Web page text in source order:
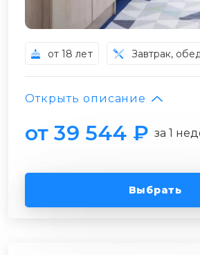
от 18 лет Завтрак,
Открыть описание
от 39 544 ₽ за 1
Выбрать